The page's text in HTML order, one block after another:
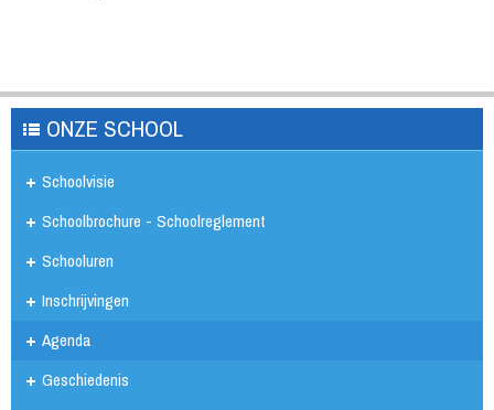
ONZE SCHOOL
Schoolvisie
Schoolbrochure - Schoolreglement
Schooluren
Inschrijvingen
Agenda
Geschiedenis